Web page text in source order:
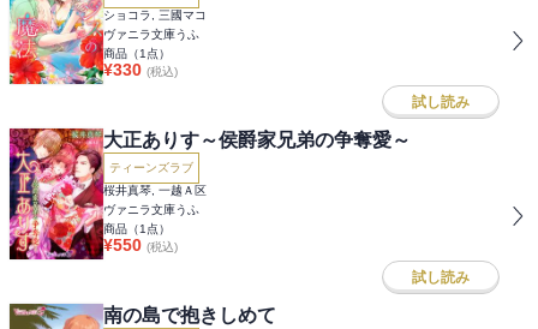
ショコラ, 三國マコ
ヴァニラ文庫うふ
商品（1 点）
¥330 (税込)
試し読み
大正ありす～侯爵家兄弟の争奪愛～
ティーンズラブ
桜井真琴, 一越Ａ区
ヴァニラ文庫うふ
商品（1 点）
¥550 (税込)
試し読み
南の島で抱きしめて